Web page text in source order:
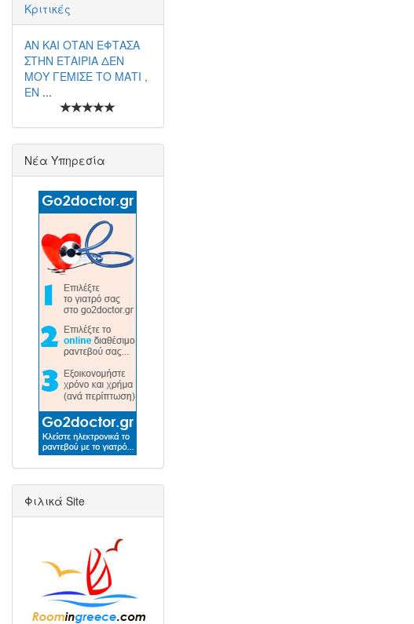
Κριτικές
ΑΝ ΚΑΙ ΟΤΑΝ ΕΦΤΑΣΑ
ΣΤΗΝ ΕΤΑΙΡΙΑ ΔΕΝ
ΜΟΥ ΓΕΜΙΣΕ ΤΟ ΜΑΤΙ ,
ΕΝ ...
Νέα Υπηρεσία
Φιλικά Site